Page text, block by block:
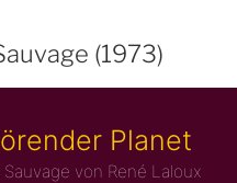
(1973)